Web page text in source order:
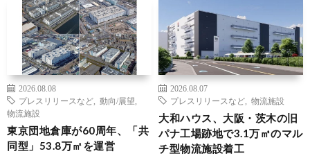
2026.08.08
プレスリリースなど
動向/展望
物流施設
東京団地倉庫が60周年、「共
同型」53.8万㎡を運営
2026.08.07
プレスリリースなど
物流施設
大和ハウス、大阪・茨木の旧
パナ工場跡地で3.1万㎡のマル
チ型物流施設着工